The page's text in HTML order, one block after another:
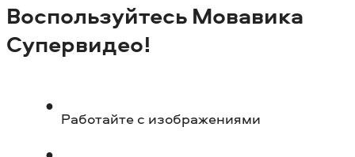
Воспользуйтесь Мовавика
Супервидео!
Работайте с изображениями